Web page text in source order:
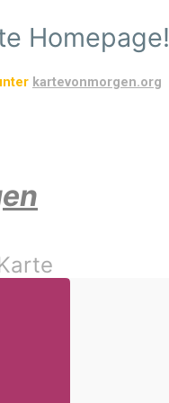
Homepage!
kartevonmorgen.org